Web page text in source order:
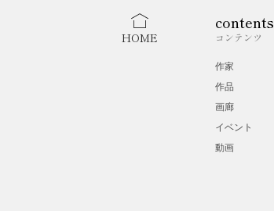
HOME
contents
コンテンツ
作家
作品
画廊
イベント
動画